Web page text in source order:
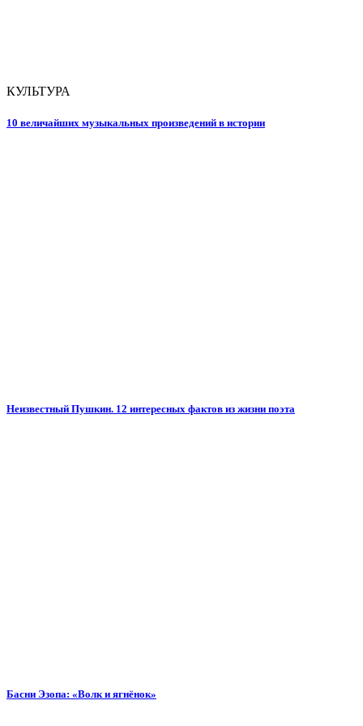
КУЛЬТУРА
10 величайших музыкальных произведений в истории
Неизвестный Пушкин. 12 интересных фактов из жизни поэта
Басни Эзопа: «Волк и ягнёнок»